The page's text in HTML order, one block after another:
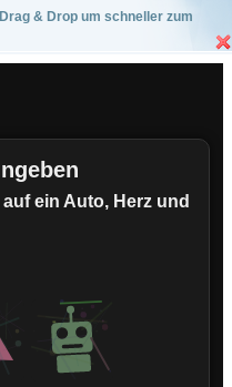
& Drop um schneller zum